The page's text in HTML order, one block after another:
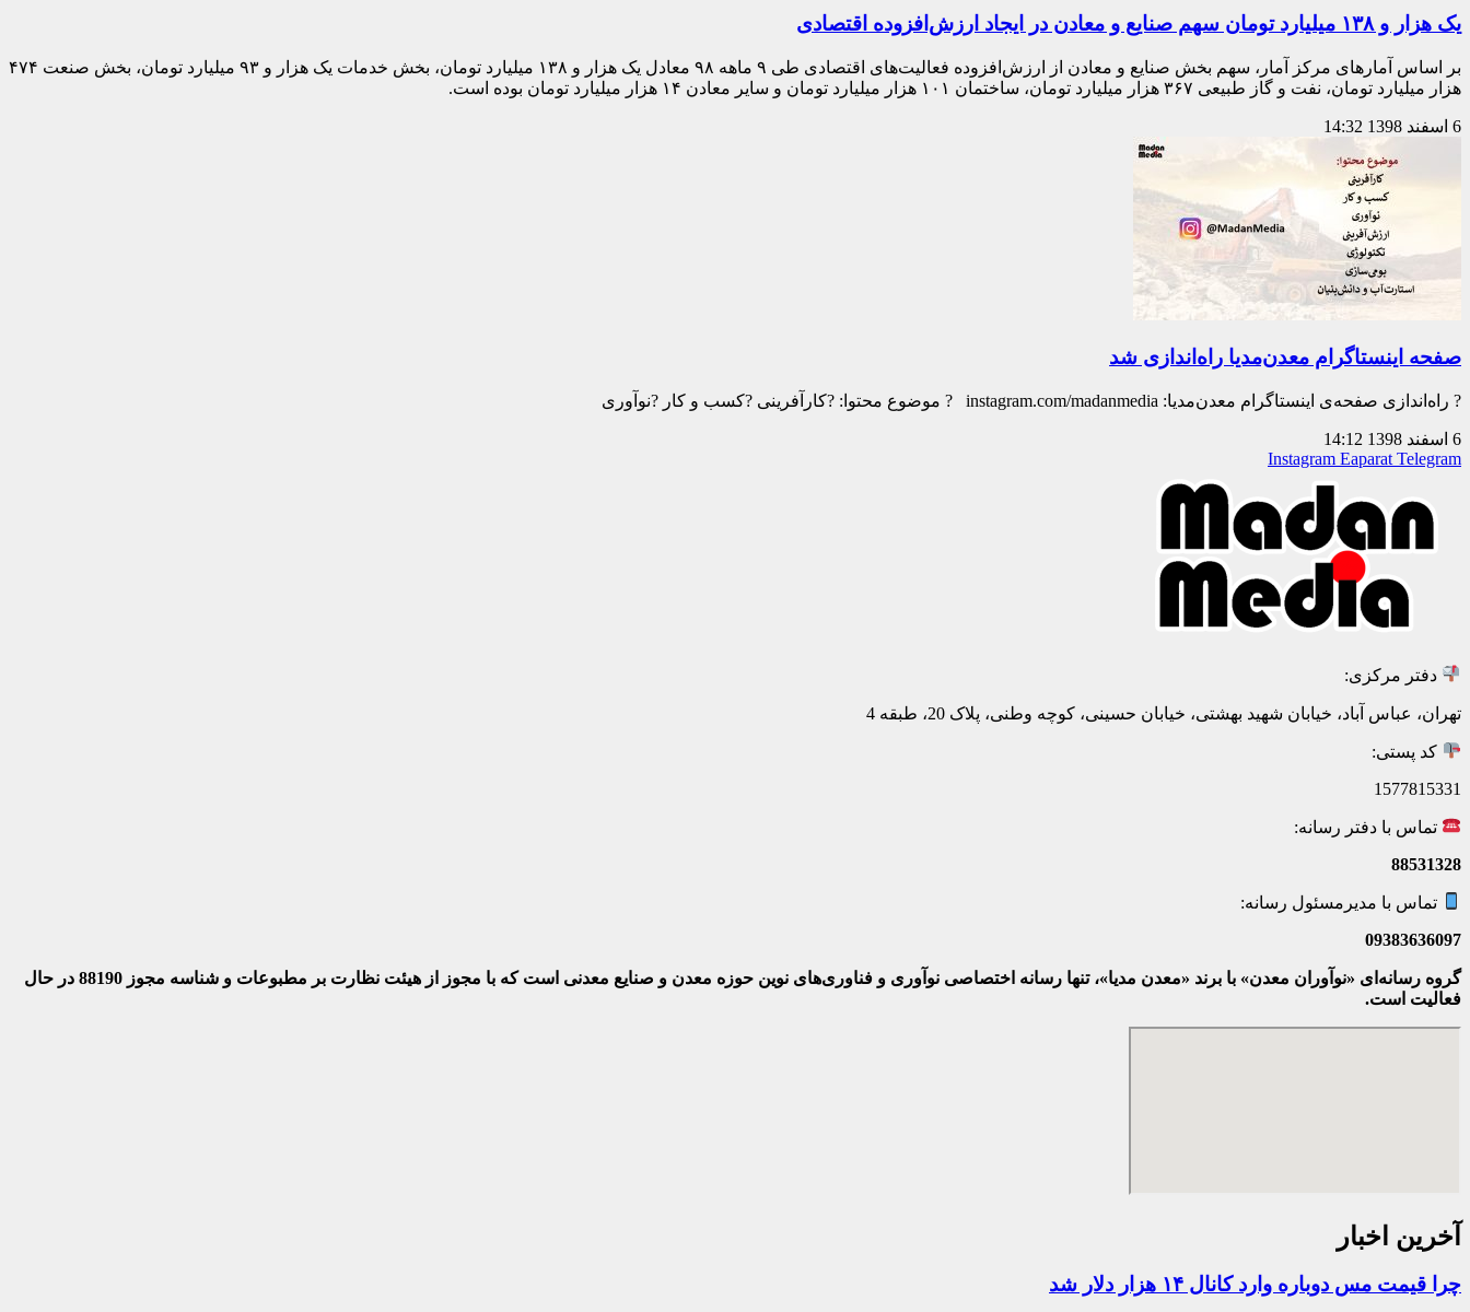
یک هزار و ۱۳۸ میلیارد تومان سهم صنایع و معادن در ایجاد ارزش‌افزوده اقتصادی
بر اساس آمارهای مرکز آمار، سهم بخش صنایع و معادن از ارزش‌افزوده فعالیت‌های اقتصادی طی ۹ ماهه ۹۸ معادل یک هزار و ۱۳۸ میلیارد تومان، بخش خدمات یک هزار و ۹۳ میلیارد تومان، بخش صنعت ۴۷۴
هزار میلیارد تومان، نفت و گاز طبیعی ۳۶۷ هزار میلیارد تومان، ساختمان ۱۰۱ هزار میلیارد تومان و سایر معادن ۱۴ هزار میلیارد تومان بوده است.
6 اسفند 1398 14:32
صفحه اینستاگرام معدن‌مدیا راه‌اندازی شد
? راه‌اندازی صفحه‌ی اینستاگرام معدن‌مدیا: instagram.com/madanmedia ? موضوع محتوا: ?کارآفرینی ?کسب و کار ?نوآوری
6 اسفند 1398
14:12
Instagram Eaparat Telegram
دفتر مرکزی:
تهران، عباس آباد، خیابان شهید بهشتی، خیابان حسینی، کوچه وطنی، پلاک 20، طبقه 4
کد پستی:
1577815331
تماس با دفتر رسانه:
88531328
تماس با مدیرمسئول رسانه:
09383636097
گروه رسانه‌ای «نوآوران معدن» با برند «معدن مدیا»، تنها رسانه اختصاصی نوآوری و فناوری‌های نوین حوزه معدن و صنایع معدنی‌ است که با مجوز از هیئت نظارت بر مطبوعات
و شناسه مجوز 88190 در حال
فعالیت است.
آخرین اخبار
چرا قیمت مس دوباره وارد کانال ۱۴ هزار دلار شد